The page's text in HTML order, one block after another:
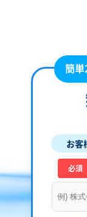
簡単
お客
必須